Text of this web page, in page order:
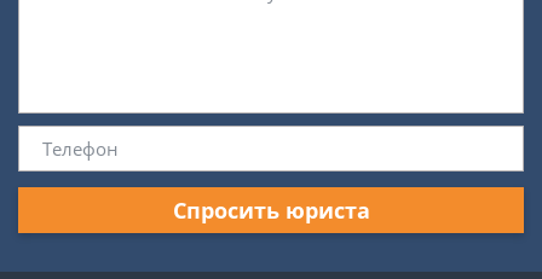
Спросить юриста